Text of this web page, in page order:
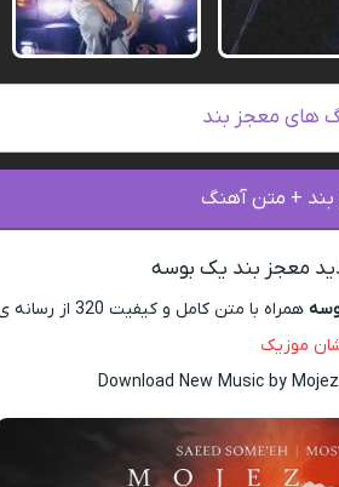
های معجز بند
بند + متن آهنگ
معجز بند یک بوسه
همراه با متن کامل و کیفیت 320 از رسانه ی
موزیک
Download New Music by